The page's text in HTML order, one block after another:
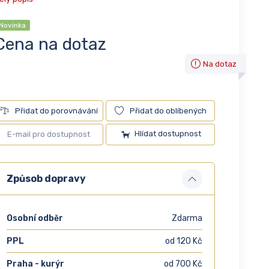
na dotaz
Na dotaz
Přidat do porovnávání Přidat do oblíbených
Hlídat dostupnost
Způsob dopravy
Osobní odběr Zdarma
PPL od 120 Kč
Praha - kurýr od 700 Kč